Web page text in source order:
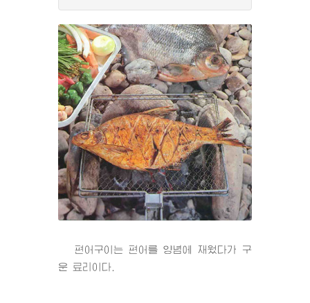
편어구이는 편어를 양념에 재웠다가 구
운 료리이다.